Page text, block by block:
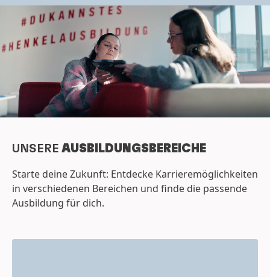
UNSERE AUSBILDUNGSBEREICHE
Starte deine Zukunft: Entdecke Karrieremöglichkeiten
in verschiedenen Bereichen und finde die passende
Ausbildung für dich.